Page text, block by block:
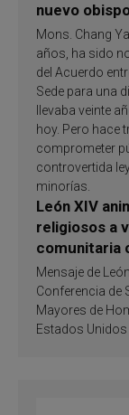
nuevo
Mons. Chang
años, ha sido
del Acuerdo
Sede para una
llevaba veinte
hoy. Pero hace
comprometer
controvertida
minorías.
León XIV
religiosos a
comunitaria
de
santificación
Mensaje de
Conferencia de
Mayores de
Estados Unidos